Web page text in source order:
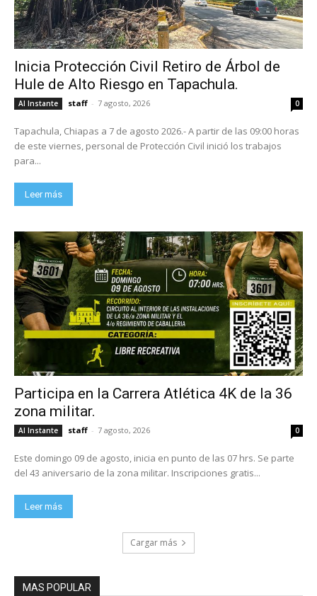
Inicia Protección Civil Retiro de Árbol de
Hule de Alto Riesgo en Tapachula.
Al Instante staff - 7 agosto, 2026 0
Tapachula, Chiapas a 7 de agosto 2026.- A partir de las 09:00 horas
de este viernes, personal de Protección Civil inició los trabajos
para...
Leer más
Participa en la Carrera Atlética 4K de la 36
zona militar.
Al Instante staff - 7 agosto, 2026 0
Este domingo 09 de agosto, inicia en punto de las 07 hrs. Se parte
del 43 aniversario de la zona militar. Inscripciones gratis...
Leer más
Cargar más
MAS POPULAR